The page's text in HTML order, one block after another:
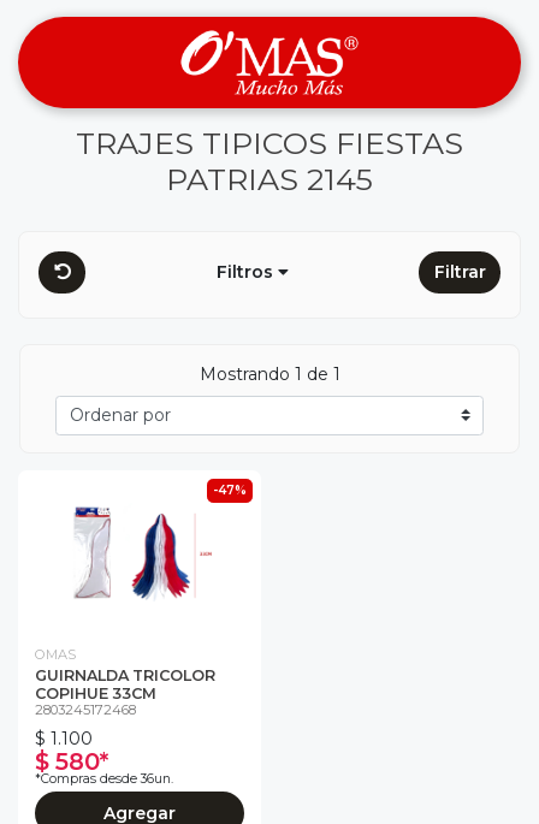
TRAJES TIPICOS FIESTAS
PATRIAS 2145
Filtros Filtrar
Mostrando 1 de 1
-47%
OMAS
GUIRNALDA TRICOLOR
COPIHUE 33CM
2803245172468
$ 1.100
$ 580*
*Compras desde 36un.
Agregar